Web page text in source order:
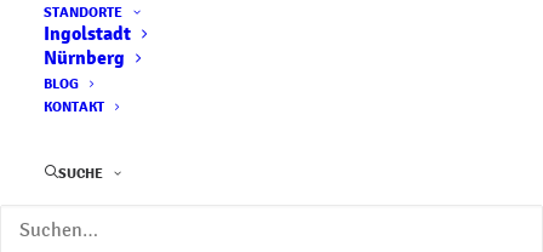
STANDORTE
Ingolstadt
Nürnberg
BLOG
KONTAKT
SUCHE